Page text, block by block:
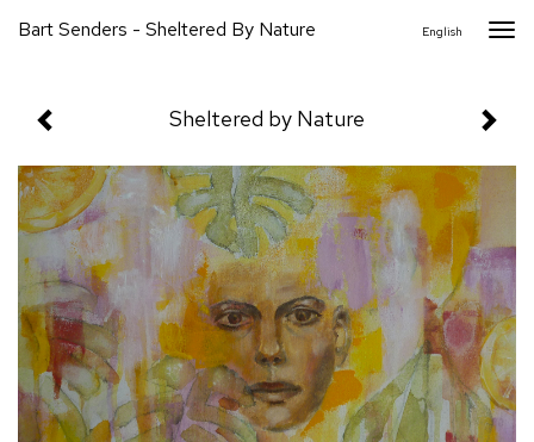
Bart Senders - Sheltered By Nature English
Sheltered by Nature